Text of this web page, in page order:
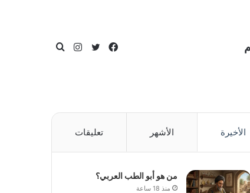
بحث
انستقرامتويتر
فيسبوك
الأخيرة الأشهر تعليقات
من هو أبو الطب العربي؟
منذ 18 ساعة